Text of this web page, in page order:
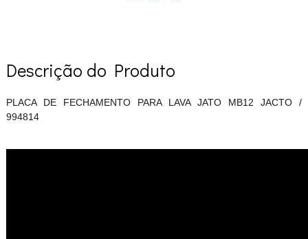
Descrição do Produto
PLACA DE FECHAMENTO PARA LAVA JATO MB12 JACTO /
994814